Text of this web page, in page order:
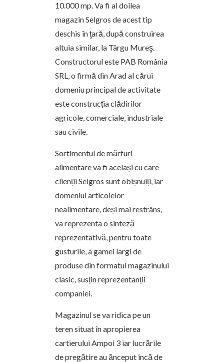
10.000 mp. Va fi al doilea
magazin Selgros de acest tip
deschis în ţară, după construirea
altuia similar, la Târgu Mureş.
Constructorul este PAB România
SRL, o firmă din Arad al cărui
domeniu principal de activitate
este construcția clădirilor
agricole, comerciale, industriale
sau civile.
Sortimentul de mărfuri
alimentare va fi același cu care
clienții Selgros sunt obișnuiți, iar
domeniul articolelor
nealimentare, deși mai restrâns,
va reprezenta o sinteză
reprezentativă, pentru toate
gusturile, a gamei largi de
produse din formatul magazinului
clasic, susțin reprezentanții
companiei.
Magazinul se va ridica pe un
teren situat în apropierea
cartierului Ampoi 3 iar lucrările
de pregătire au ănceput încă de